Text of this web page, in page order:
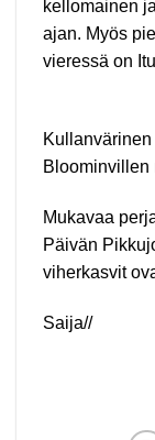
kellomainen
ajan. Myös
vieressä on
Bloominvillen
Mukavaa
Päivän
viherkasvit
Saija//